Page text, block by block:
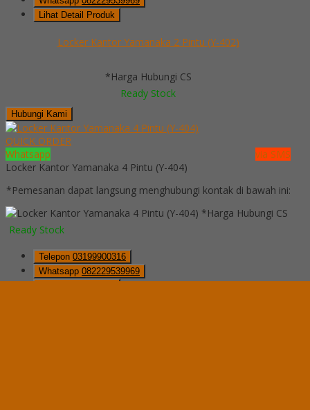
Lihat Detail Produk
Locker Kantor Yamanaka 2 Pintu (Y-402)
*Harga Hubungi CS
Ready Stock
Hubungi Kami
QUICK ORDER
Whatsapp
via SMS
Locker Kantor Yamanaka 4 Pintu (Y-404)
*Pemesanan dapat langsung menghubungi kontak di bawah ini:
*Harga Hubungi CS
Ready Stock
Telepon 03199900316
Whatsapp 082229539969